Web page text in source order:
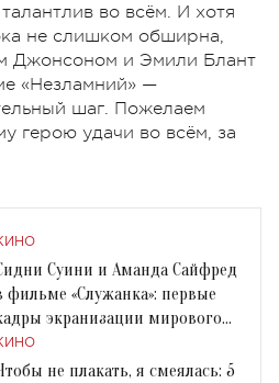
во всём. И хотя
не слишком обширна,
Джонсоном и Эмили Блант
«Незламний» —
шаг. Пожелаем
герою удачи во всём, за
Суини и Аманда Сайфред
фильме «Служанка»: первые
экранизации мирового
не плакать, я смеялась: 5